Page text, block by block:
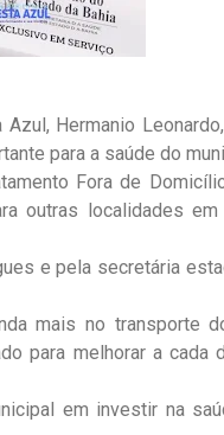
Hermanio
para a saúde do
Fora de
outras localidades
e pela secretária
mais no transporte
para melhorar a cada
em investir na